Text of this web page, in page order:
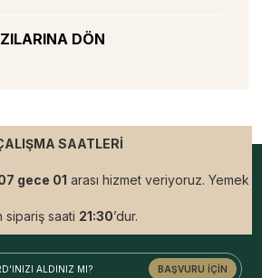
DÖN
SAATLERİ
gece 01 arası hizmet veriyoruz. Yemek
sipariş saati 21:30’dur.
ALDINIZ MI? BAŞVURU İÇİN